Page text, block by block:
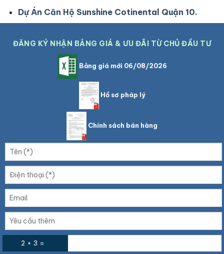
Dự Án Căn Hộ Sunshine Cotinental Quận 10.
ĐĂNG KÝ NHẬN BẢNG GIÁ & ƯU ĐÃI TỪ CHỦ ĐẦU TƯ
Bảng giá mới 06/08/2026
Hồ sơ pháp lý
Chính sách bán hàng
2 + 3 =